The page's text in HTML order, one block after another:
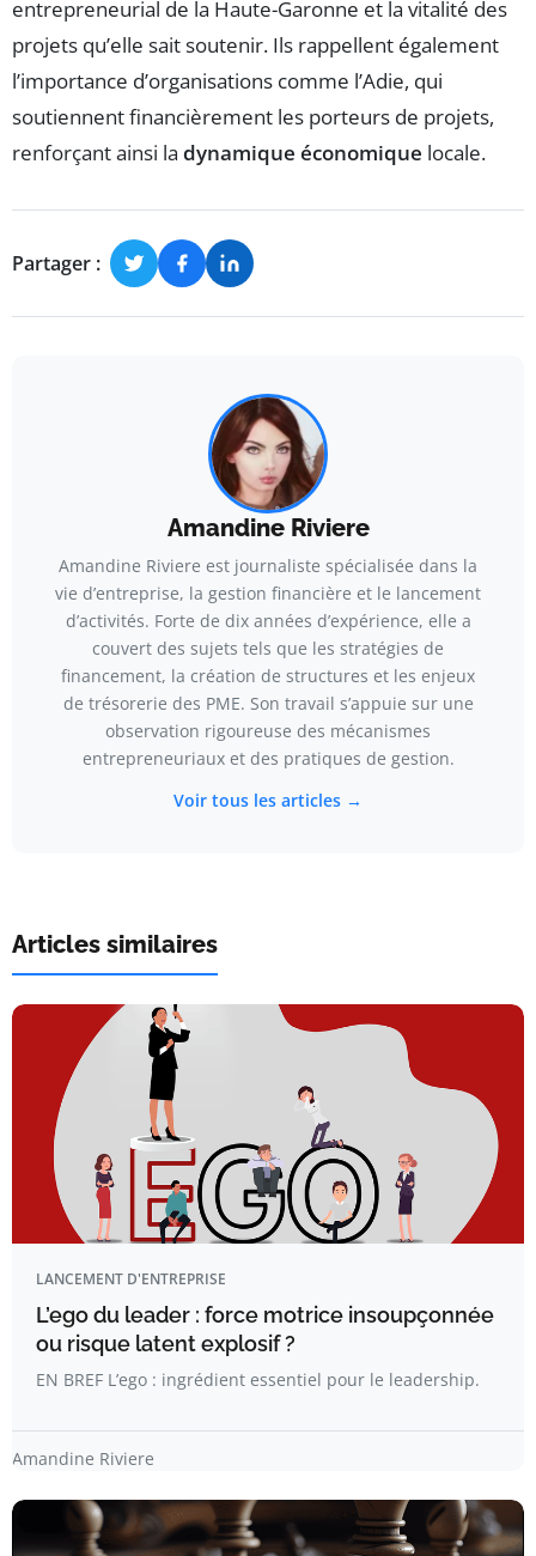
entrepreneurial de la Haute-Garonne et la vitalité des
projets qu’elle sait soutenir. Ils rappellent également
l’importance d’organisations comme l’Adie, qui
soutiennent financièrement les porteurs de projets,
renforçant ainsi la dynamique économique locale.
Partager :
Amandine Riviere
Amandine Riviere est journaliste spécialisée dans la
vie d’entreprise, la gestion financière et le lancement
d’activités. Forte de dix années d’expérience, elle a
couvert des sujets tels que les stratégies de
financement, la création de structures et les enjeux
de trésorerie des PME. Son travail s’appuie sur une
observation rigoureuse des mécanismes
entrepreneuriaux et des pratiques de gestion.
Voir tous les articles →
Articles similaires
LANCEMENT D'ENTREPRISE
L’ego du leader : force motrice insoupçonnée
ou risque latent explosif ?
EN BREF L’ego : ingrédient essentiel pour le leadership.
Amandine Riviere